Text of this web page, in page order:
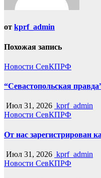
от kprf_admin
Похожая запись
Новости СевКПРФ
“Севастопольская
Июл 31, 2026 kprf_admin
Новости СевКПРФ
От нас зарегистрирован
Июл 31, 2026 kprf_admin
Новости СевКПРФ